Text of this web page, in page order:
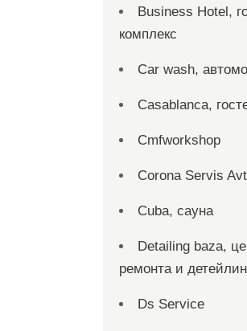
Business Hotel,
комплекс
Car wash,
Casablanca,
Cmfworkshop
Corona Servis
Cuba, сауна
Detailing baza,
ремонта и
Ds Service